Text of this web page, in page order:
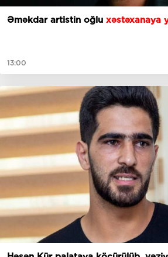
Əməkdar artistin oğlu xəstəxanaya
13:00